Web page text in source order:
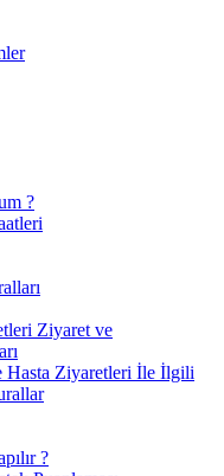
?
Ziyaret ve
Hasta Ziyaretleri İle İlgili
?